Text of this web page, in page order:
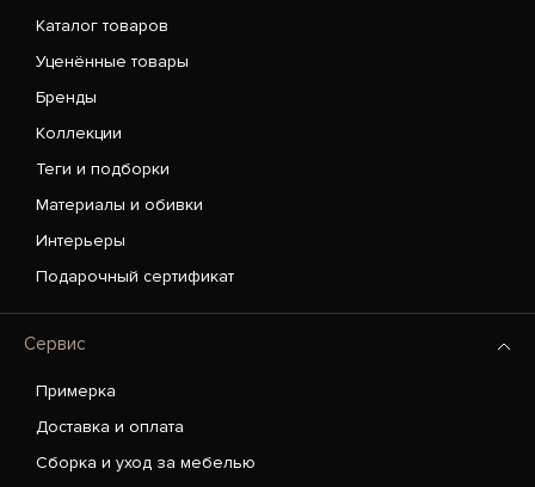
Каталог товаров
Уценённые товары
Бренды
Коллекции
Теги и подборки
Материалы и обивки
Интерьеры
Подарочный сертификат
Сервис
Примерка
Доставка и оплата
Сборка и уход за мебелью